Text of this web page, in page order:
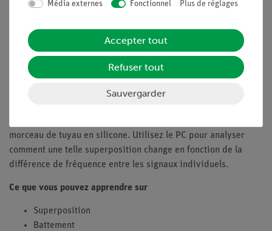
qu'il nécessite un temps de préparation minimal
Objectifs
Découvrez ce qui se passe réellement pendant un battement
au cours de cette expérience. Examinez comment sonne la
morceau de tuyau en silicone. Utilisez le PC pour analyser
comment une telle superposition change en fonction de la
différence de fréquence entre les signaux individuels.
Ce que vous pouvez apprendre sur
Superposition
Battement
Média externes Fonctionnel Plus de réglages
Accepter tout
Refuser tout
Sauvergarder